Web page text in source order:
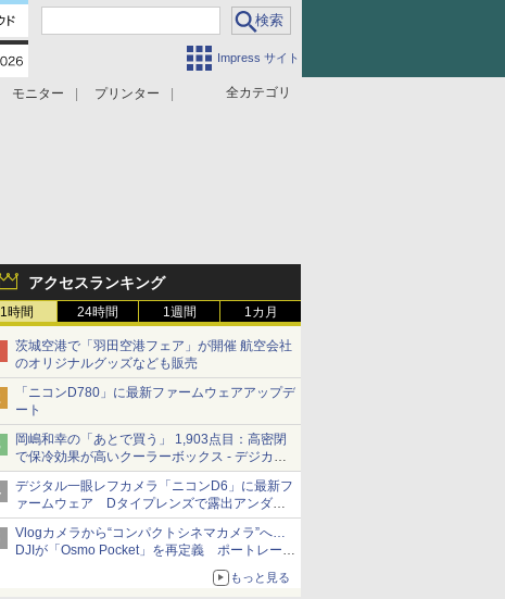
Impress サイト
全カテゴリ
モニター
プリンター
アクセスランキング
1時間 24時間 1週間 1カ月
茨城空港で「羽田空港フェア」が開催 航空会社
のオリジナルグッズなども販売
「ニコンD780」に最新ファームウェアアップデ
ート
岡嶋和幸の「あとで買う」 1,903点目：高密閉
で保冷効果が高いクーラーボックス - デジカメ
Watch
デジタル一眼レフカメラ「ニコンD6」に最新フ
ァームウェア Dタイプレンズで露出アンダー
になる現象の修正など
Vlogカメラから“コンパクトシネマカメラ”へ…
DJIが「Osmo Pocket」を再定義 ポートレート
もっと見る